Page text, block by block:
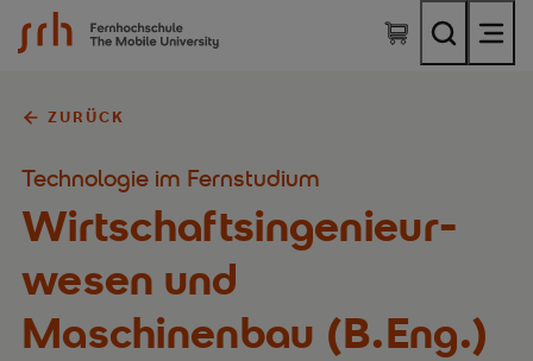
SRH Fernhochschule - The Mobile University
ZURÜCK
Technologie im Fernstudium
Wirtschaftsingenieur­
wesen und
Maschinenbau (B.Eng.)